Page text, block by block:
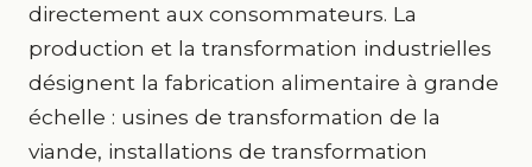
directement aux consommateurs. La
production et la transformation industrielles
désignent la fabrication alimentaire à grande
échelle : usines de transformation de la
viande, installations de transformation